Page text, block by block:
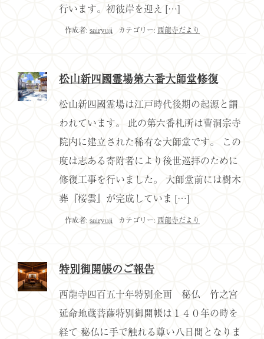
行います。初彼岸を迎え […]
作成者: sairyuji カテゴリー: 西龍寺だより
松山新四國霊場第六番大師堂修復
松山新四國霊場は江戸時代後期の起源と謂
われています。 此の第六番札所は曹洞宗寺
院内に建立された稀有な大師堂です。 この
度は志ある寄附者により後世巡拝のために
修復工事を行いました。 大師堂前には樹木
葬『桜雲』が完成していま […]
作成者: sairyuji カテゴリー: 西龍寺だより
特別御開帳のご報告
西龍寺四百五十年特別企画 秘仏 竹之宮
延命地蔵菩薩特別御開帳は１４０年の時を
経て 秘仏に手で触れる尊い八日間となりま